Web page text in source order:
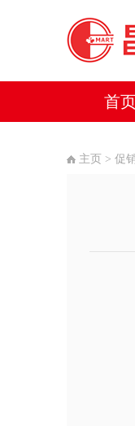
首
主页 > 促